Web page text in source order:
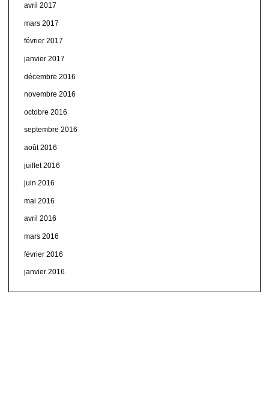
avril 2017
mars 2017
février 2017
janvier 2017
décembre 2016
novembre 2016
octobre 2016
septembre 2016
août 2016
juillet 2016
juin 2016
mai 2016
avril 2016
mars 2016
février 2016
janvier 2016